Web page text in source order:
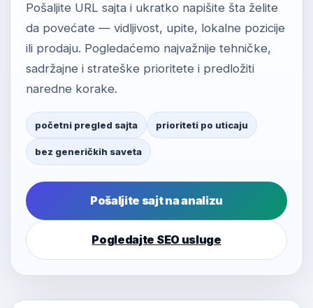
Pošaljite URL sajta i ukratko napišite šta želite
da povećate — vidljivost, upite, lokalne pozicije
ili prodaju. Pogledaćemo najvažnije tehničke,
sadržajne i strateške prioritete i predložiti
naredne korake.
početni pregled sajta prioriteti po uticaju
bez generičkih saveta
Pošaljite sajt na analizu
Pogledajte SEO usluge